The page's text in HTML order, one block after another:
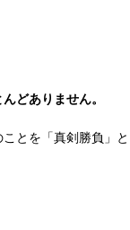
どありません。
とを「真剣勝負」と